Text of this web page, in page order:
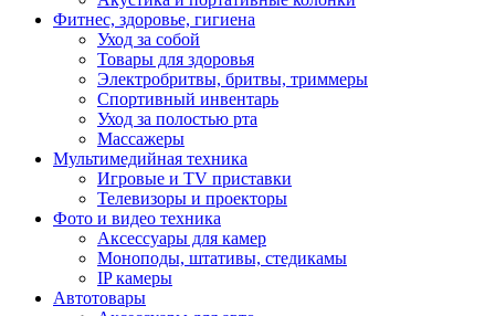
Фитнес, здоровье, гигиена
Уход за собой
Товары для здоровья
Электробритвы, бритвы, триммеры
Спортивный инвентарь
Уход за полостью рта
Массажеры
Мультимедийная техника
Игровые и TV приставки
Телевизоры и проекторы
Фото и видео техника
Аксессуары для камер
Моноподы, штативы, стедикамы
IP камеры
Автотовары